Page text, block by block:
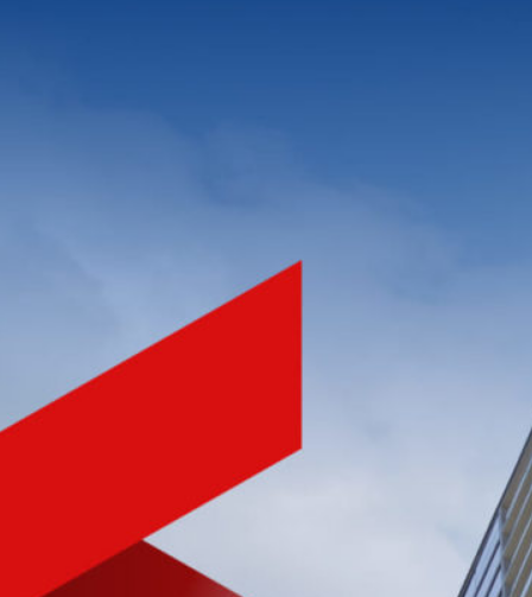
NHÀ PHÁT TRIỂN BẤT ĐỘNG SẢN
CHẤT LƯỢNG HÀNG ĐẦU